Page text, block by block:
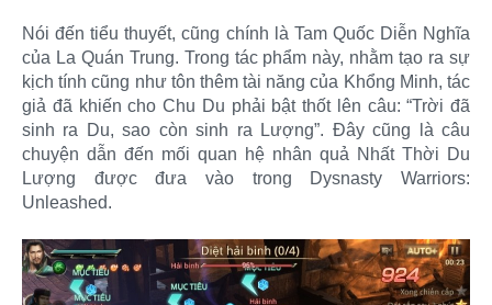
Nói đến tiểu thuyết, cũng chính là Tam Quốc Diễn Nghĩa
của La Quán Trung. Trong tác phẩm này, nhằm tạo ra sự
kịch tính cũng như tôn thêm tài năng của Khổng Minh, tác
giả đã khiến cho Chu Du phải bật thốt lên câu: “Trời đã
sinh ra Du, sao còn sinh ra Lượng”. Đây cũng là câu
chuyện dẫn đến mối quan hệ nhân quả Nhất Thời Du
Lượng được đưa vào trong Dysnasty Warriors:
Unleashed.